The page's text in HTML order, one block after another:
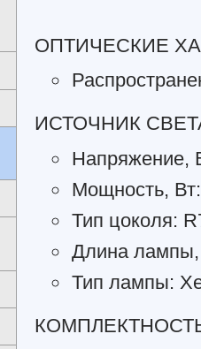
ОПТИЧЕСКИЕ
ИСТОЧНИК
Напряжение,
Мощность,
Тип цоколя:
Длина
Тип лампы: